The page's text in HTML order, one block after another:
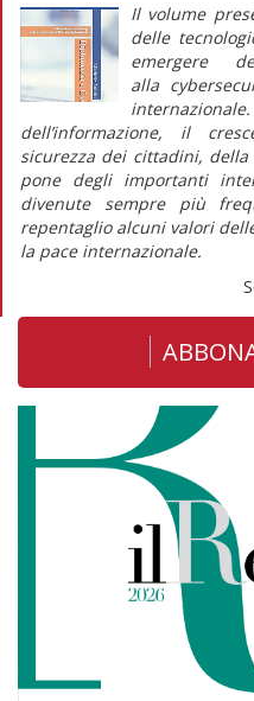
Il volume
delle
emergere
alla
dell’informazione, il
sicurezza dei cittadini,
pone degli importanti
divenute sempre più
repentaglio alcuni valori
la pace internazionale.